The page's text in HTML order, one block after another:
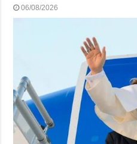
06/08/2026